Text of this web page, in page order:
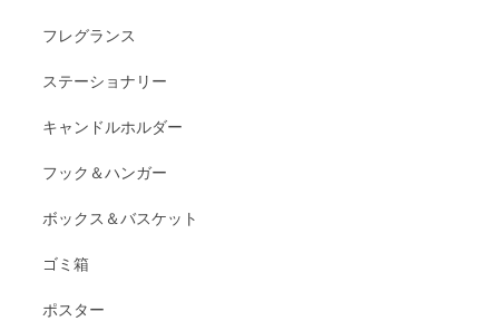
フレグランス
ステーショナリー
キャンドルホルダー
フック＆ハンガー
ボックス＆バスケット
ゴミ箱
ポスター